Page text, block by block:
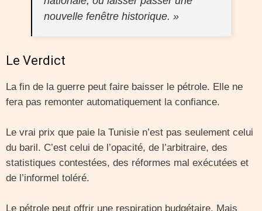
nouvelle fenêtre historique. »
Le Verdict
La fin de la guerre peut faire baisser le pétrole. Elle ne
fera pas remonter automatiquement la confiance.
Le vrai prix que paie la Tunisie n’est pas seulement celui
du baril. C’est celui de l’opacité, de l’arbitraire, des
statistiques contestées, des réformes mal exécutées et
de l’informel toléré.
Le pétrole peut offrir une respiration budgétaire. Mais